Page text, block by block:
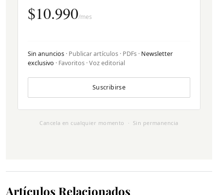
$10.990/mes
Sin anuncios · Publicar artículos · PDFs · Newsletter
exclusivo · Favoritos · Voz editorial
Suscribirse
Cancela en cualquier momento · Sin permanencia
Artículos Relacionados